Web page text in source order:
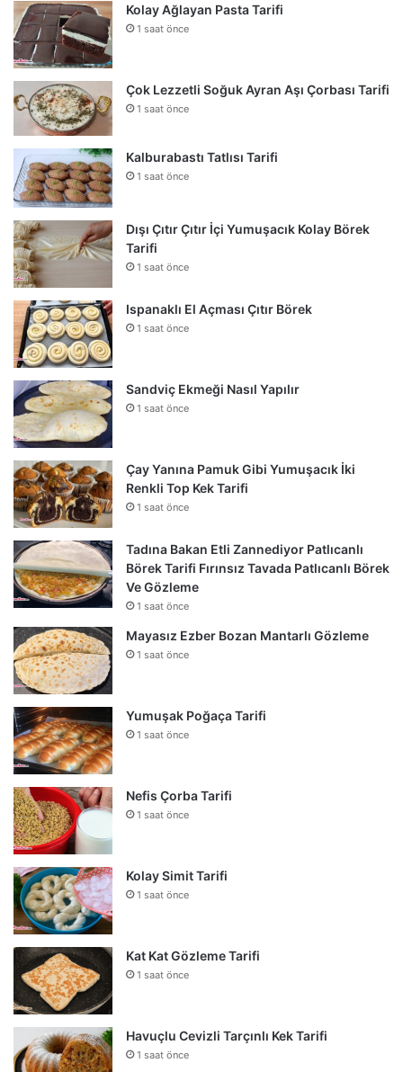
Kolay Ağlayan Pasta Tarifi
1 saat önce
Çok Lezzetli Soğuk Ayran Aşı Çorbası Tarifi
1 saat önce
Kalburabastı Tatlısı Tarifi
1 saat önce
Dışı Çıtır Çıtır İçi Yumuşacık Kolay Börek
Tarifi
1 saat önce
Ispanaklı El Açması Çıtır Börek
1 saat önce
Sandviç Ekmeği Nasıl Yapılır
1 saat önce
Çay Yanına Pamuk Gibi Yumuşacık İki
Renkli Top Kek Tarifi
1 saat önce
Tadına Bakan Etli Zannediyor Patlıcanlı
Börek Tarifi Fırınsız Tavada Patlıcanlı Börek
Ve Gözleme
1 saat önce
Mayasız Ezber Bozan Mantarlı Gözleme
1 saat önce
Yumuşak Poğaça Tarifi
1 saat önce
Nefis Çorba Tarifi
1 saat önce
Kolay Simit Tarifi
1 saat önce
Kat Kat Gözleme Tarifi
1 saat önce
Havuçlu Cevizli Tarçınlı Kek Tarifi
1 saat önce